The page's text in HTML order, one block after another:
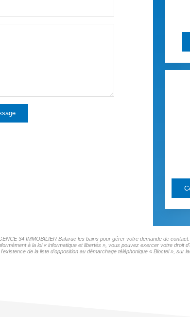
34 IMMOBILIER Balaruc les bains pour gérer votre demande de
à la loi « informatique et libertés », vous pouvez exercer votre
de la liste d'opposition au démarchage téléphonique « Bloctel », sur